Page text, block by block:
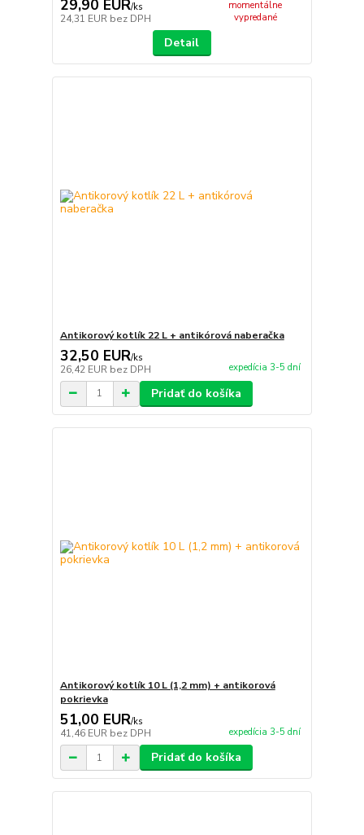
29,90 EUR/ks
24,31 EUR bez DPH
momentálne
vypredané
Detail
Antikorový kotlík 22 L + antikórová naberačka
32,50 EUR/ks
26,42 EUR bez DPH expedícia 3-5 dní
Pridať do košíka
Antikorový kotlík 10 L (1,2 mm) + antikorová
pokrievka
51,00 EUR/ks
41,46 EUR bez DPH expedícia 3-5 dní
Pridať do košíka